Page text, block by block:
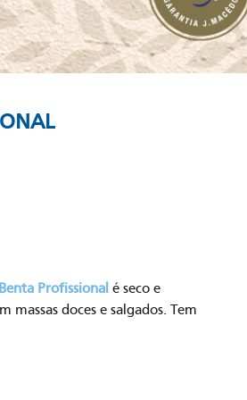
Profissional é seco e
massas doces e salgados. Tem